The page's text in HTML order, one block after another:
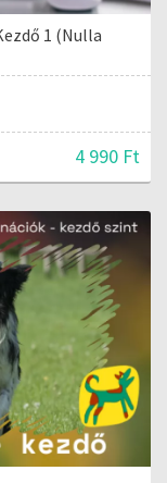
1 (Nulla
4 990 Ft